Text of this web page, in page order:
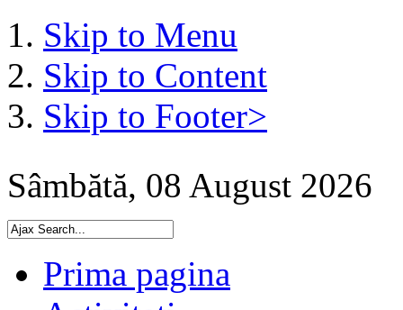
Skip to Menu
Skip to Content
Skip to Footer>
Sâmbătă, 08 August 2026
Prima pagina